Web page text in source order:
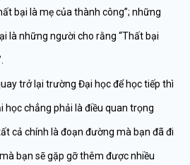
bại là mẹ của thành công”; những
là những người cho rằng “Thất bại
trở lại trường Đại học để học tiếp thì
học chẳng phải là điều quan trọng
cả chính là đoạn đường mà bạn đã đi
bạn sẽ gặp gỡ thêm được nhiều